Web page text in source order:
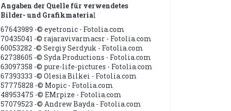
Angaben der Quelle für verwendetes
Bilder- und Grafikmaterial
67643989 -© eyetronic - Fotolia.com
70435041 -© rajaravivarmacsr - Fotolia.com
60053282 -© Sergiy Serdyuk - Fotolia.com
62738605 -© Syda Productions - Fotolia.com
63097358 -© pure-life-pictures - Fotolia.com
67393333 -© Olesia Bilkei - Fotolia.com
57775828 -© Mopic - Fotolia.com
48953475 -© EMrpize - Fotolia.com
57079523 -© Andrew Bayda - Fotolia.com